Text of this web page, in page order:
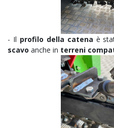
- Il profilo della catena è
scavo anche in terreni